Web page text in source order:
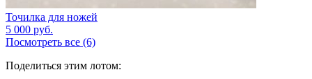
Точилка для ножей
5 000 руб.
Посмотреть все (6)
Поделиться этим лотом: